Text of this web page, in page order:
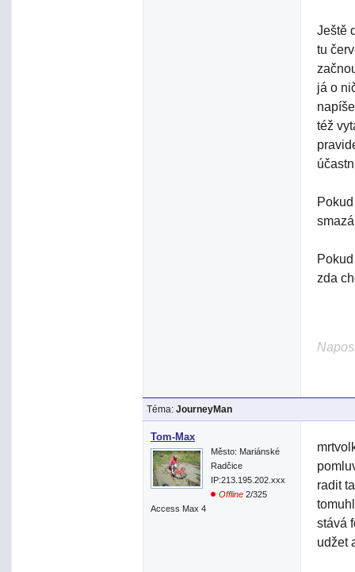
Ještě
tu
já o
též
zda
Téma: JourneyMan
Tom-Max
Město: Mariánské
Radčice
IP:213.195.202.xxx
Offline 2/325
Access Max 4
radit
stává
udžet